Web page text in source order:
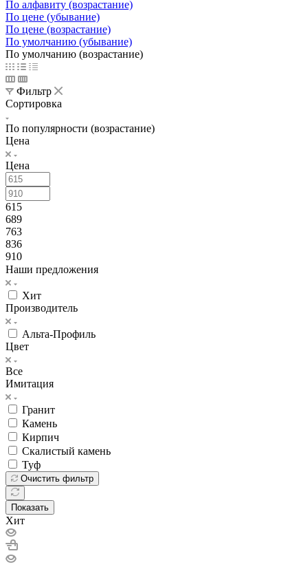
По алфавиту (возрастание)
По цене (убывание)
По цене (возрастание)
По умолчанию (убывание)
По умолчанию (возрастание)
Фильтр
Сортировка
По популярности (возрастание)
Цена
Цена
615
689
763
836
910
Наши предложения
Хит
Производитель
Альта-Профиль
Цвет
Все
Имитация
Гранит
Камень
Кирпич
Скалистый камень
Туф
Очистить фильтр
Показать
Хит